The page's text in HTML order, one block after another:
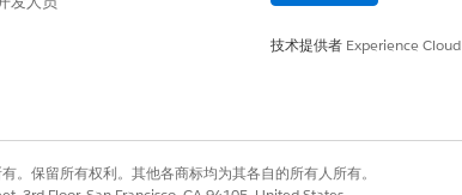
技术提供者 Experience Cloud
保留所有权利。其他各商标均为其各自的所有人所有。